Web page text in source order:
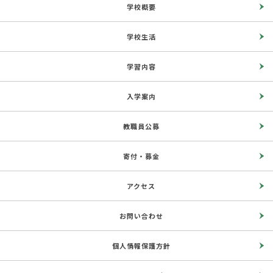
学校概要
学校生活
学習内容
入学案内
教職員公募
寄付・募金
アクセス
お問い合わせ
個人情報保護方針